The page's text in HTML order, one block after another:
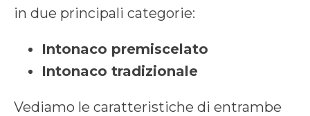
in due principali categorie:
Intonaco premiscelato
Intonaco tradizionale
Vediamo le caratteristiche di entrambe